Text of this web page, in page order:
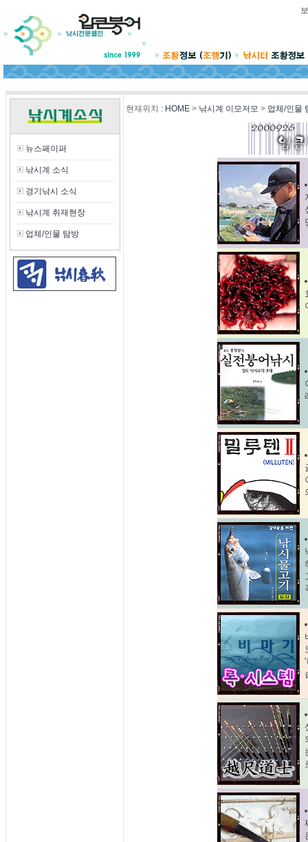
뉴스페이퍼
낚시계 소식
경기낚시 소식
낚시계 취재현장
업체/인물 탐방
현재위치 : HOME > 낚시계 이모저모 > 업체/인물
'